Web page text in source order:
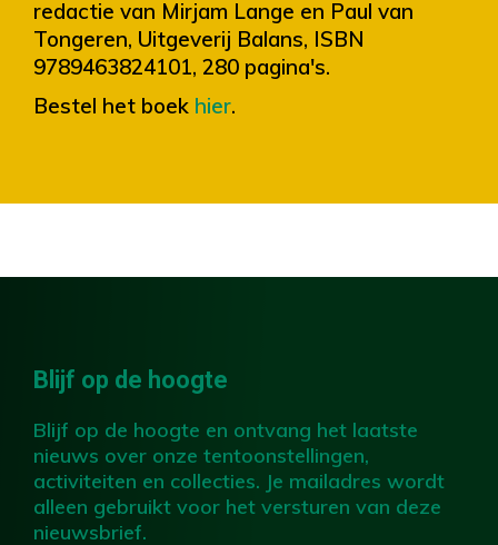
redactie van Mirjam Lange en Paul van
Tongeren, Uitgeverij Balans, ISBN
9789463824101, 280 pagina's.
Bestel het boek hier.
Blijf op de hoogte
Blijf op de hoogte en ontvang het laatste
nieuws over onze tentoonstellingen,
activiteiten en collecties. Je mailadres wordt
alleen gebruikt voor het versturen van deze
nieuwsbrief.